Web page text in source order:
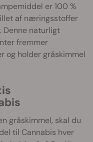
er 100 %
af næringsstoffer
Denne naturligt
fremmer
og holder gråskimmel
gråskimmel, skal du
til Cannabis hver